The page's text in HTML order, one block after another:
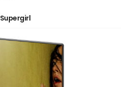
Supergirl